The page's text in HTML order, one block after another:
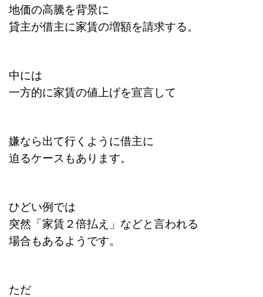
地価の高騰を背景に
貸主が借主に家賃の増額を請求する。
中には
一方的に家賃の値上げを宣言して
嫌なら出て行くように借主に
迫るケースもあります。
ひどい例では
突然「家賃２倍払え」などと言われる
場合もあるようです。
ただ